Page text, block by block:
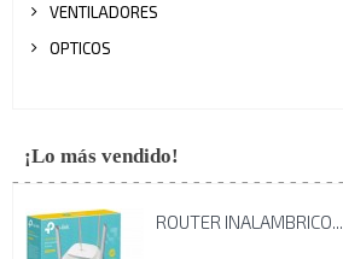
VENTILADORES
OPTICOS
¡Lo más vendido!
ROUTER INALAMBRICO...